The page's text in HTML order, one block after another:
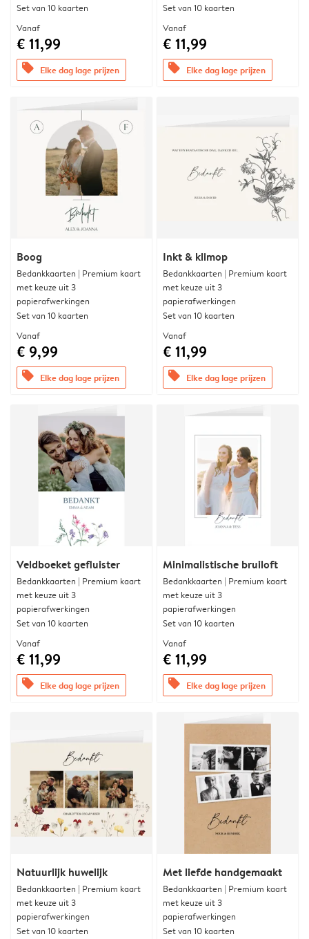
Set van 10 kaarten
Vanaf
€ 11,99
offers Elke dag lage prijzen
Set van 10 kaarten
Vanaf
€ 11,99
offers Elke dag lage prijzen
Boog
Bedankkaarten | Premium kaart
met keuze uit 3
papierafwerkingen
Set van 10 kaarten
Vanaf
€ 9,99
offers Elke dag lage prijzen
Inkt & klimop
Bedankkaarten | Premium kaart
met keuze uit 3
papierafwerkingen
Set van 10 kaarten
Vanaf
€ 11,99
offers Elke dag lage prijzen
Veldboeket gefluister
Bedankkaarten | Premium kaart
met keuze uit 3
papierafwerkingen
Set van 10 kaarten
Vanaf
€ 11,99
offers Elke dag lage prijzen
Minimalistische bruiloft
Bedankkaarten | Premium kaart
met keuze uit 3
papierafwerkingen
Set van 10 kaarten
Vanaf
€ 11,99
offers Elke dag lage prijzen
Natuurlijk huwelijk
Bedankkaarten | Premium kaart
met keuze uit 3
papierafwerkingen
Set van 10 kaarten
Met liefde handgemaakt
Bedankkaarten | Premium kaart
met keuze uit 3
papierafwerkingen
Set van 10 kaarten